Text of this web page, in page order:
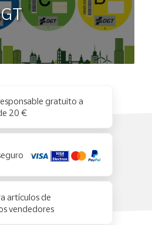
gratuito a
20 €
artículos de
vendedores